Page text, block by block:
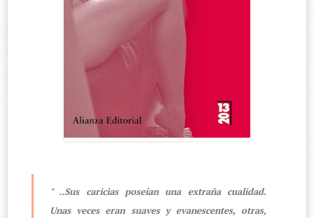
" ..Sus caricias poseían una extraña cualidad.
Unas veces eran suaves y evanescentes, otras,